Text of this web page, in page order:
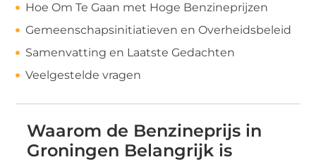
Hoe Om Te Gaan met Hoge Benzineprijzen
Gemeenschapsinitiatieven en Overheidsbeleid
Samenvatting en Laatste Gedachten
Veelgestelde vragen
Waarom de Benzineprijs in
Groningen Belangrijk is